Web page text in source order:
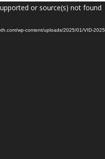
or source(s) not found
wp-content/uploads/2025/01/VID-